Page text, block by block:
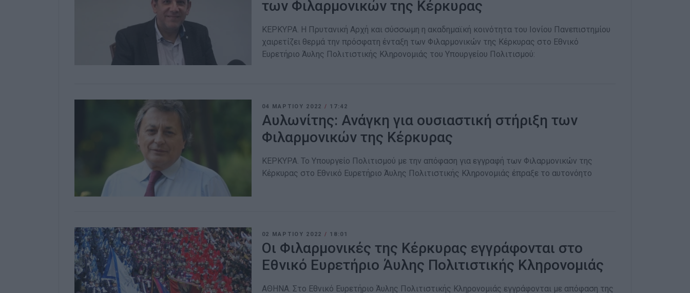
των Φιλαρμονικών της Κέρκυρας
ΚΕΡΚΥΡΑ. Η Πρυτανική Αρχή και σύσσωμη η ακαδημαϊκή κοινότητα του Ιονίου Πανεπιστημίου
χαιρετίζει θερμά την πρόσφατη ένταξη των Φιλαρμονικών της Κέρκυρας στο Εθνικό
Ευρετήριο Άυλης Πολιτιστικής Κληρονομιάς του Υπουργείου Πολιτισμού:
04 ΜΑΡΤΊΟΥ 2022 / 17:42
Αυλωνίτης: Ανάγκη για ουσιαστική στήριξη των
Φιλαρμονικών της Κέρκυρας
ΚΕΡΚΥΡΑ. Το Υπουργείο Πολιτισμού με την απόφαση για εγγραφή των Φιλαρμονικών της
Κέρκυρας στο Εθνικό Ευρετήριο Άυλης Πολιτιστικής Κληρονομιάς έπραξε το αυτονόητο
02 ΜΑΡΤΊΟΥ 2022 / 18:01
Οι Φιλαρμονικές της Κέρκυρας εγγράφονται στο
Εθνικό Ευρετήριο Άυλης Πολιτιστικής Κληρονομιάς
ΑΘΗΝΑ. ​Στο Εθνικό Ευρετήριο Άυλης Πολιτιστικής Κληρονομιάς εγγράφονται με απόφαση της